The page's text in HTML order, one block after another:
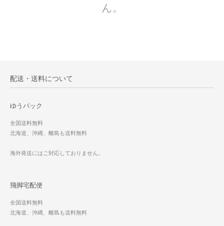
ん。
配送・送料について
ゆうパック
全国送料無料
北海道、沖縄、離島も送料無料
海外発送にはご対応しておりません。
飛脚宅配便
全国送料無料
北海道、沖縄、離島も送料無料